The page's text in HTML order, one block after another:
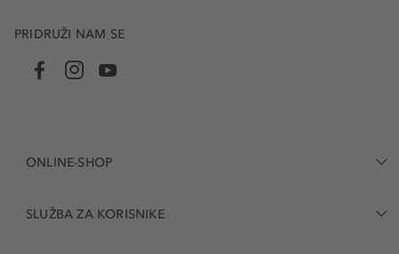
PRIDRUŽI NAM SE
ONLINE-SHOP
SLUŽBA ZA KORISNIKE